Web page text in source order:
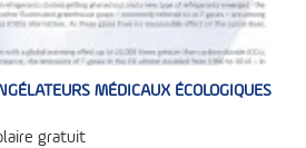
MÉDICAUX ÉCOLOGIQUES
gratuit